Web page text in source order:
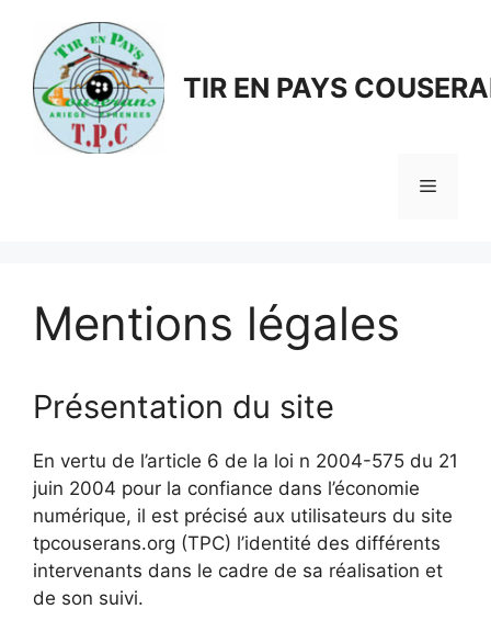
contenu
TIR EN PAYS
Menu
Mentions légales
Présentation du site
En vertu de l’article 6 de la loi n 2004-575 du 21
juin 2004 pour la confiance dans l’économie
numérique, il est précisé aux utilisateurs du site
tpcouserans.org (TPC) l’identité des différents
intervenants dans le cadre de sa réalisation et
de son suivi.